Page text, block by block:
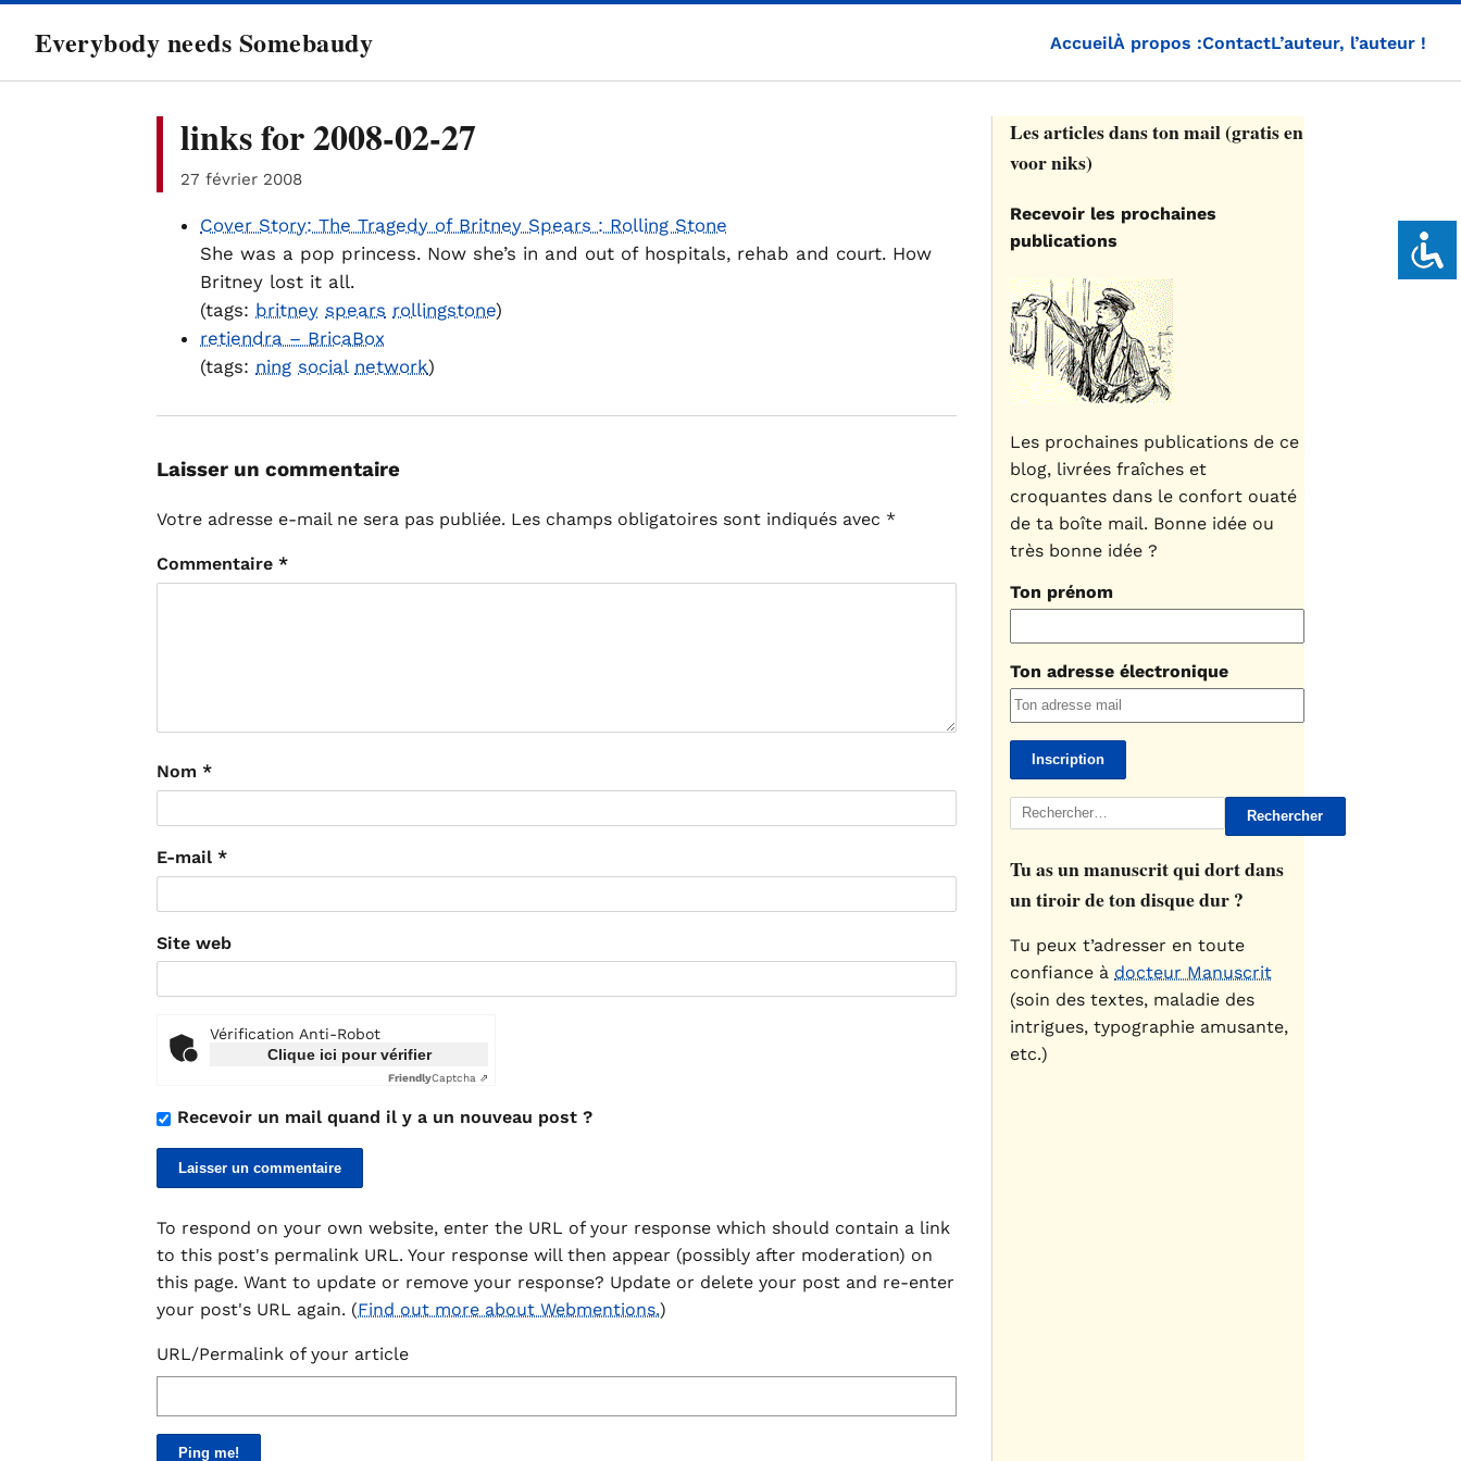
Everybody needs Somebaudy AccueilÀ propos :ContactL’auteur, l’auteur !
links for 2008-02-27
27 février 2008
Cover Story: The Tragedy of Britney Spears : Rolling Stone
She was a pop princess. Now she’s in and out of hospitals, rehab and court. How
Britney lost it all.
(tags: britney spears rollingstone)
retiendra – BricaBox
(tags: ning social network)
Laisser un commentaire
Votre adresse e-mail ne sera pas publiée. Les champs obligatoires sont indiqués avec *
Commentaire *
Nom *
E-mail *
Site web
Vérification Anti-Robot
Clique ici pour vérifier
FriendlyCaptcha ⇗
Recevoir un mail quand il y a un nouveau post ?
To respond on your own website, enter the URL of your response which should contain a link
to this post's permalink URL. Your response will then appear (possibly after moderation) on
this page. Want to update or remove your response? Update or delete your post and re-enter
your post's URL again. (Find out more about Webmentions.)
URL/Permalink of your article
Les articles dans ton mail (gratis en
voor niks)
Recevoir les prochaines
publications
Les prochaines publications de ce
blog, livrées fraîches et
croquantes dans le confort ouaté
de ta boîte mail. Bonne idée ou
très bonne idée ?
Ton prénom
Ton adresse électronique
Rechercher :
Tu as un manuscrit qui dort dans
un tiroir de ton disque dur ?
Tu peux t’adresser en toute
confiance à docteur Manuscrit
(soin des textes, maladie des
intrigues, typographie amusante,
etc.)